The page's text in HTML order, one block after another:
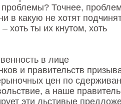
проблемы? Точнее,
в какую не хотят
хоть ты их кнутом, хоть
в лице
и правительств
цен по
а наше
эти льстивые